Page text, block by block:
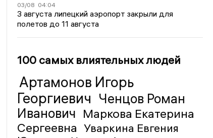
03/08 04:04
3 августа липецкий аэропорт закрыли для
полетов до 11 августа
100 самых влиятельных людей
Артамонов Игорь
Георгиевич Ченцов Роман
Иванович Маркова Екатерина
Сергеевна Уваркина Евгения